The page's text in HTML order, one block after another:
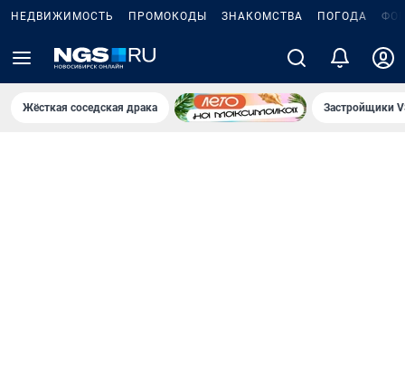
НЕДВИЖИМОСТЬ ПРОМОКОДЫ ЗНАКОМСТВА ПОГОДА
Жёсткая соседская драка Застройщики